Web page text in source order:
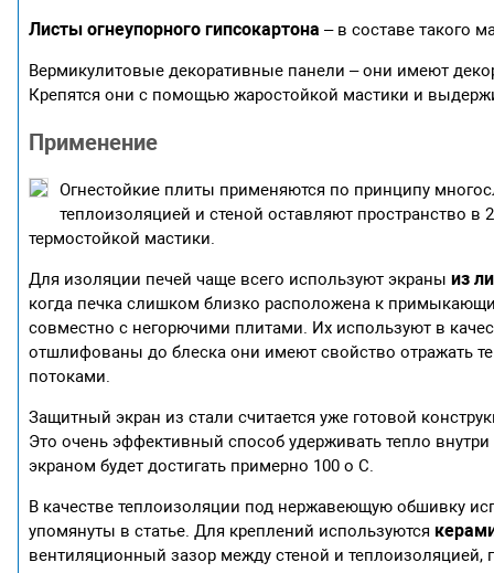
Листы огнеупорного гипсокартона – в составе такого
Вермикулитовые декоративные панели – они имеют
Крепятся они с помощью жаростойкой мастики и
Применение
Огнестойкие плиты применяются по принципу
теплоизоляцией и стеной оставляют пространство
термостойкой мастики.
Для изоляции печей чаще всего используют экраныиз
когда печка слишком близко расположена к
совместно с негорючими плитами. Их используют в
отшлифованы до блеска они имеют свойство отражать
потоками.
Защитный экран из стали считается уже готовой
Это очень эффективный способ удерживать тепло
экраном будет достигать примерно 100 о С.
В качестве теплоизоляции под нержавеющую обшивку
упомянуты в статье. Для креплений используются
вентиляционный зазор между стеной и теплоизоляцией,